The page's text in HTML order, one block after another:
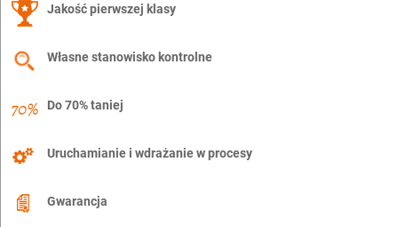
Jakość pierwszej klasy
Własne stanowisko kontrolne
Do 70% taniej
Uruchamianie i wdrażanie w procesy
Gwarancja